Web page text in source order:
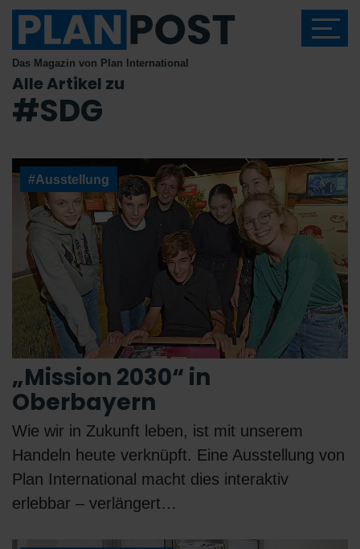
Das Magazin von Plan International
Alle Artikel zu
#SDG
#Ausstellung
„Mission 2030“ in
Oberbayern
Wie wir in Zukunft leben, ist mit unserem
Handeln heute verknüpft. Eine Ausstellung von
Plan International macht dies interaktiv
erlebbar – verlängert…